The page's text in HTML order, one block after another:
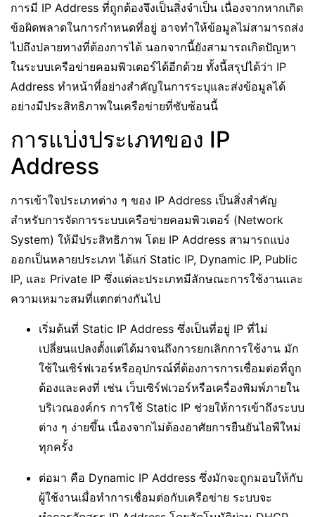
การมี IP Address ที่ถูกต้องจึงเป็นสิ่งจำเป็น เนื่องจากหากเกิด
ข้อผิดพลาดในการกำหนดที่อยู่ อาจทำให้ข้อมูลไม่สามารถส่ง
ไปถึงปลายทางที่ต้องการได้ นอกจากนี้ยังสามารถเกิดปัญหา
ในระบบเครือข่ายคอมพิวเตอร์ได้อีกด้วย ทั้งนี้สรุปได้ว่า IP
Address ทำหน้าที่อย่างสำคัญในการระบุและส่งข้อมูลได้
อย่างมีประสิทธิภาพในเครือข่ายที่ซับซ้อนนี้
การแบ่งประเภทของ IP
Address
การเข้าใจประเภทต่าง ๆ ของ IP Address เป็นสิ่งสำคัญ
สำหรับการจัดการระบบเครือข่ายคอมพิวเตอร์ (Network
System) ให้มีประสิทธิภาพ โดย IP Address สามารถแบ่ง
ออกเป็นหลายประเภท ได้แก่ Static IP, Dynamic IP, Public
IP, และ Private IP ซึ่งแต่ละประเภทมีลักษณะการใช้งานและ
ความเหมาะสมที่แตกต่างกันไป
เริ่มต้นที่ Static IP Address ซึ่งเป็นที่อยู่ IP ที่ไม่
เปลี่ยนแปลงตั้งแต่ได้มาจนถึงการยกเลิกการใช้งาน มัก
ใช้ในเซิร์ฟเวอร์หรืออุปกรณ์ที่ต้องการการเชื่อมต่อที่ถูก
ต้องและคงที่ เช่น เว็บเซิร์ฟเวอร์หรือเครื่องพิมพ์ภายใน
บริเวณองค์กร การใช้ Static IP ช่วยให้การเข้าถึงระบบ
ต่าง ๆ ง่ายขึ้น เนื่องจากไม่ต้องอาศัยการยืนยันไอพีใหม่
ทุกครั้ง
ต่อมา คือ Dynamic IP Address ซึ่งมักจะถูกมอบให้กับ
ผู้ใช้งานเมื่อทำการเชื่อมต่อกับเครือข่าย ระบบจะ